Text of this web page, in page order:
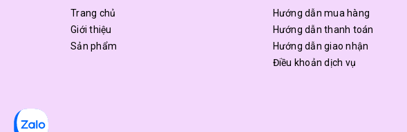
Trang chủ
Giới thiệu
Sản phẩm
Hướng dẫn mua hàng
Hướng dẫn thanh toán
Hướng dẫn giao nhận
Điều khoản dịch vụ